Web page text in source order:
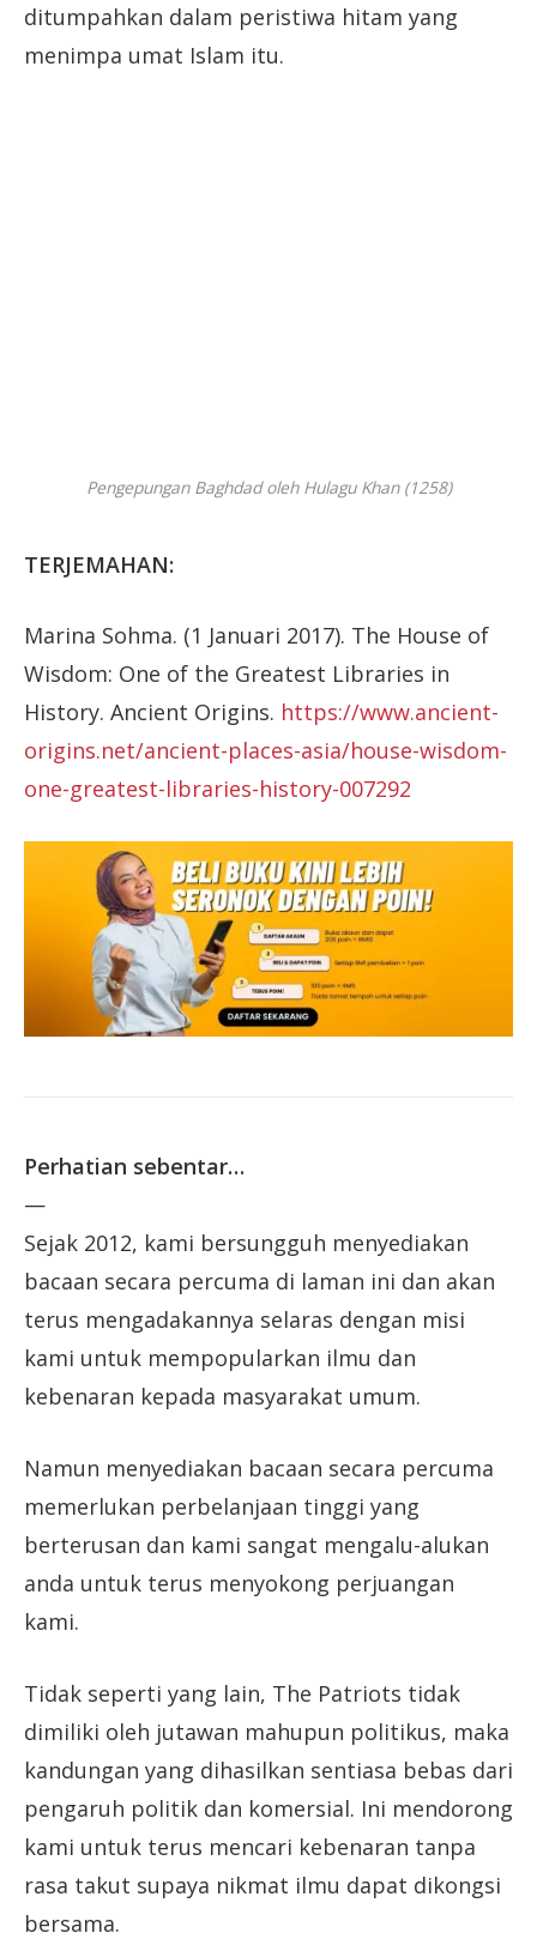
ditumpahkan dalam peristiwa hitam yang
menimpa umat Islam itu.
Pengepungan Baghdad oleh Hulagu Khan (1258)
TERJEMAHAN:
Marina Sohma. (1 Januari 2017). The House of
Wisdom: One of the Greatest Libraries in
History. Ancient Origins. https://www.ancient-
origins.net/ancient-places-asia/house-wisdom-
one-greatest-libraries-history-007292
Perhatian sebentar…
—
Sejak 2012, kami bersungguh menyediakan
bacaan secara percuma di laman ini dan akan
terus mengadakannya selaras dengan misi
kami untuk mempopularkan ilmu dan
kebenaran kepada masyarakat umum.
Namun menyediakan bacaan secara percuma
memerlukan perbelanjaan tinggi yang
berterusan dan kami sangat mengalu-alukan
anda untuk terus menyokong perjuangan
kami.
Tidak seperti yang lain, The Patriots tidak
dimiliki oleh jutawan mahupun politikus, maka
kandungan yang dihasilkan sentiasa bebas dari
pengaruh politik dan komersial. Ini mendorong
kami untuk terus mencari kebenaran tanpa
rasa takut supaya nikmat ilmu dapat dikongsi
bersama.